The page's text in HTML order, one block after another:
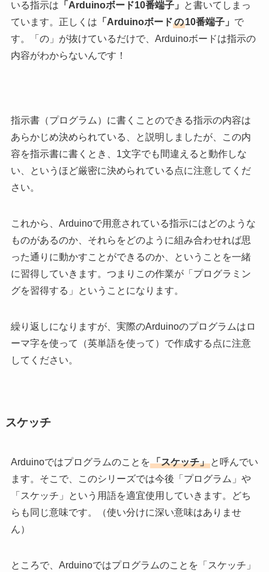
いる指示は 「Arduinoボード10番端子」
と書いてしまっ
ています。正しくは 「Arduinoボードの10番端子」 で
す。「の」が抜けているだけで、Arduinoボードは指示の
内容がわからないんです！
指示書（プログラム）に書くことのできる指示の内容は
あらかじめ決められている、と説明しましたが、この内
容を指示書に書くとき、1文字でも間違えると動作しな
い、というほど厳密に決められている点に注意してくだ
さい。
これから、Arduinoで用意されている指示にはどのような
ものがあるのか、それらをどのように組み合わせれば思
った通りに動かすことができるのか、ということを一緒
に習得していきます。つまりこの作業が「プログラミン
グを習得する」ということになります。
繰り返しになりますが、実際のArduinoのプログラムはロ
ーマ字を使って（英単語を使って）で作成する点に注意
してください。
スケッチ
Arduinoではプログラムのことを「スケッチ」と呼んでい
ます。そこで、このシリーズでは今後「プログラム」や
「スケッチ」という用語を適宜使用していきます。どち
らも同じ意味です。（使い分けに深い意味はありませ
ん）
ところで、Arduinoではプログラムのことを「スケッチ」